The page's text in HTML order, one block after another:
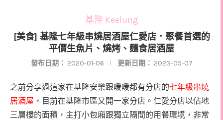
基隆 Keelung
[美食] 基隆七年級串燒居酒屋仁愛店．聚餐首選的
平價生魚片、燒烤、麵食居酒屋
發布日期： 2020-01-06 更新日期： 2023-05-07
之前分享過這家在基隆安樂跟暖暖都有分店的七年級串燒
居酒屋 ，目前在基隆市區又開一家分店。仁愛分店以佔地
三層樓的面積，主打小包廂跟獨立隔間的用餐環境，非常